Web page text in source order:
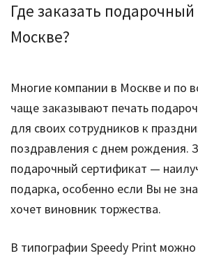
Где заказать
Москве?
Многие компании в Москве и по
чаще заказывают печать
для своих сотрудников к
поздравления с днем рождения.
подарочный сертификат —
подарка, особенно если Вы не
хочет виновник торжества.
В типографии Speedy Print можно